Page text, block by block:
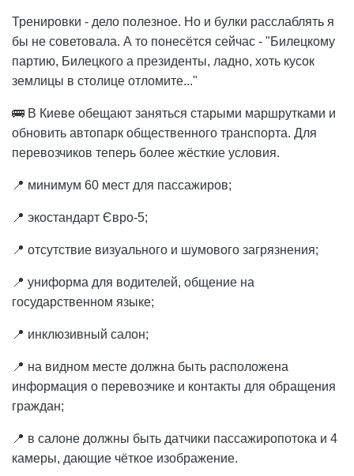
Тренировки - дело полезное. Но и булки расслаблять я
бы не советовала. А то понесётся сейчас - "Билецкому
партию, Билецкого а президенты, ладно, хоть кусок
землицы в столице отломите..."
🚌 В Киеве обещают заняться старыми маршрутками и
обновить автопарк общественного транспорта. Для
перевозчиков теперь более жёсткие условия.
📍 минимум 60 мест для пассажиров;
📍 экостандарт Євро-5;
📍 отсутствие визуального и шумового загрязнения;
📍 униформа для водителей, общение на
государственном языке;
📍 инклюзивный салон;
📍 на видном месте должна быть расположена
информация о перевозчике и контакты для обращения
граждан;
📍 в салоне должны быть датчики пассажиропотока и 4
камеры, дающие чёткое изображение.